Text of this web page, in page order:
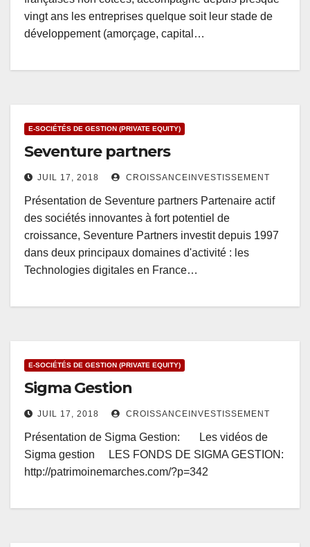
vingt ans les entreprises quelque soit leur stade de
développement (amorçage, capital…
E-SOCIÉTÉS DE GESTION (PRIVATE EQUITY)
Seventure partners
JUIL 17, 2018 CROISSANCEINVESTISSEMENT
Présentation de Seventure partners Partenaire actif
des sociétés innovantes à fort potentiel de
croissance, Seventure Partners investit depuis 1997
dans deux principaux domaines d'activité : les
Technologies digitales en France…
E-SOCIÉTÉS DE GESTION (PRIVATE EQUITY)
Sigma Gestion
JUIL 17, 2018 CROISSANCEINVESTISSEMENT
Présentation de Sigma Gestion: Les vidéos de
Sigma gestion LES FONDS DE SIGMA GESTION:
http://patrimoinemarches.com/?p=342